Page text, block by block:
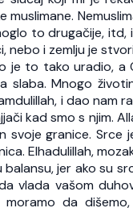
muslimane.
to drugačije, itd,
i zemlju je
je to tako uradio, a
slaba. Mnogo
i dao nam
kad smo s njim.
svoje granice.
Elhadulillah,
jer ako su
vlada vašom
da